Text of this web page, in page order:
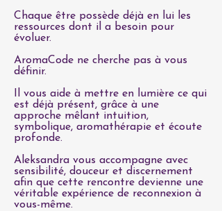
Chaque être possède déjà en lui les
ressources dont il a besoin pour
évoluer.
AromaCode ne cherche pas à vous
définir.
Il vous aide à mettre en lumière ce qui
est déjà présent, grâce à une
approche mêlant intuition,
symbolique, aromathérapie et écoute
profonde.
Aleksandra vous accompagne avec
sensibilité, douceur et discernement
afin que cette rencontre devienne une
véritable expérience de reconnexion à
vous-même.